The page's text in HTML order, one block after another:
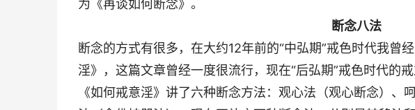
为《再谈如何断念》。
断念八法
断念的方式有很多，在大约12年前的“中弘期”戒色时代我曾
淫》，这篇文章曾经一度很流行，现在“后弘期”戒色时代的戒
《如何戒意淫》讲了六种断念方法：观心法（观心断念）、